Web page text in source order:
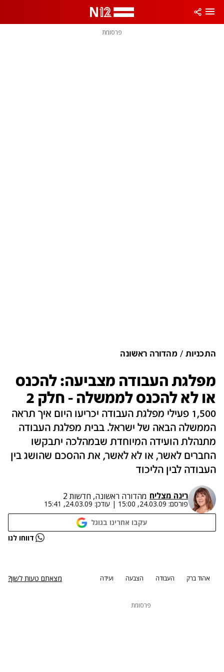
פרסומת
התכניות מהדורה ראשונה
מפלגת העבודה מצביעה: להכנס
או לא להכנס לממשלה - חלק 2
1,500 פעילי מפלגת העבודה יכריעו היום איך תראה
הממשלה הבאה של ישראל. בבית מפלגת העבודה
מתנהלת הועידה המיוחדת שבמהלכה יתבקשו
החברים לאשר, או לא לאשר, את ההסכם שהושג בין
העבודה לבין הליכוד
רינה מצליח מהדורה ראשונה, חדשות 2
פורסם: 24.03.09, 15:00
| עודכן: 24.03.09, 15:41
עקבו אחרינו בגוגל
נתקלנו בבעיה דווחו לנו
אהוד ברק העבודה הצבעה ועידה מצאתם טעות לשון?
פרסומת